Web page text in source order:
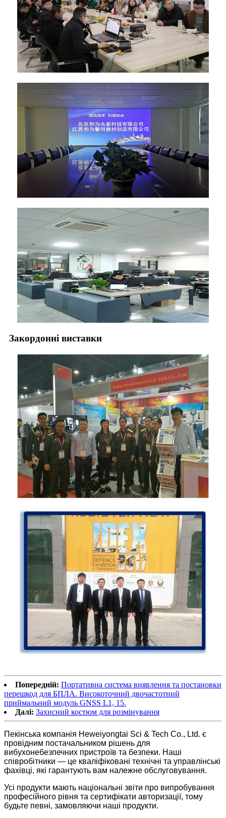
Закордонні виставки
Попередній: Портативна система виявлення та постановки
перешкод для БПЛА. Високоточний двочастотний
приймальний модуль GNSS L1, 15.
Далі: Захисний костюм для розмінування
Пекінська компанія Heweiyongtai Sci & Tech Co., Ltd. є
провідним постачальником рішень для
вибухонебезпечних пристроїв та безпеки. Наші
співробітники — це кваліфіковані технічні та управлінські
фахівці, які гарантують вам належне обслуговування.
Усі продукти мають національні звіти про випробування
професійного рівня та сертифікати авторизації, тому
будьте певні, замовляючи наші продукти.